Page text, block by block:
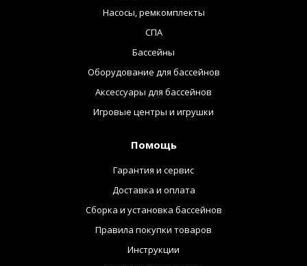
Насосы, ремкомплекты
СПА
Бассейны
Оборудование для бассейнов
Аксессуары для бассейнов
Игровые центры и игрушки
Помощь
Гарантия и сервис
Доставка и оплата
Сборка и установка бассейнов
Правила покупки товаров
Инструкции